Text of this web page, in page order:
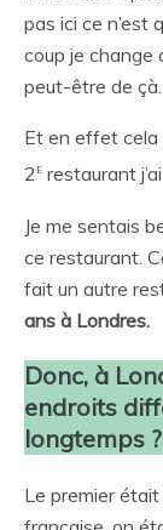
pas ici ce n’est
coup je change
peut-être de çà.
Et en effet cela
2 e restaurant
Je me sentais
ce restaurant.
fait un autre
ans à Londres.
Donc, à
endroits
longtemps ?
Le premier